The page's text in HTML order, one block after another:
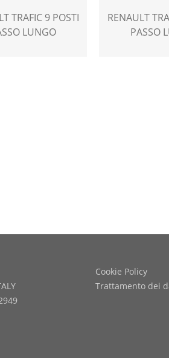
TRAFIC 9 POSTI
LUNGO
RENAULT
PASSO
Cookie Policy
Trattamento dei